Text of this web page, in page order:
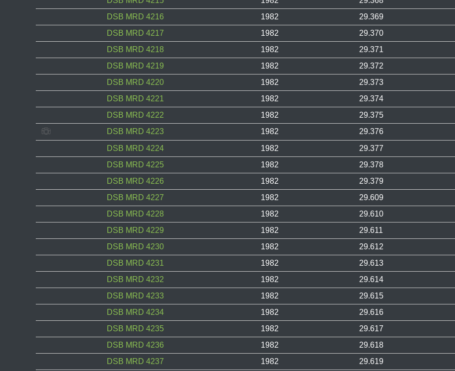
DSB MRD 4216
1982
29.369
DSB MRD 4217
1982
29.370
DSB MRD 4218
1982
29.371
DSB MRD 4219
1982
29.372
DSB MRD 4220
1982
29.373
DSB MRD 4221
1982
29.374
DSB MRD 4222
1982
29.375
DSB MRD 4223
1982
29.376
DSB MRD 4224
1982
29.377
DSB MRD 4225
1982
29.378
DSB MRD 4226
1982
29.379
DSB MRD 4227
1982
29.609
DSB MRD 4228
1982
29.610
DSB MRD 4229
1982
29.611
DSB MRD 4230
1982
29.612
DSB MRD 4231
1982
29.613
DSB MRD 4232
1982
29.614
DSB MRD 4233
1982
29.615
DSB MRD 4234
1982
29.616
DSB MRD 4235
1982
29.617
DSB MRD 4236
1982
29.618
DSB MRD 4237
1982 29.619